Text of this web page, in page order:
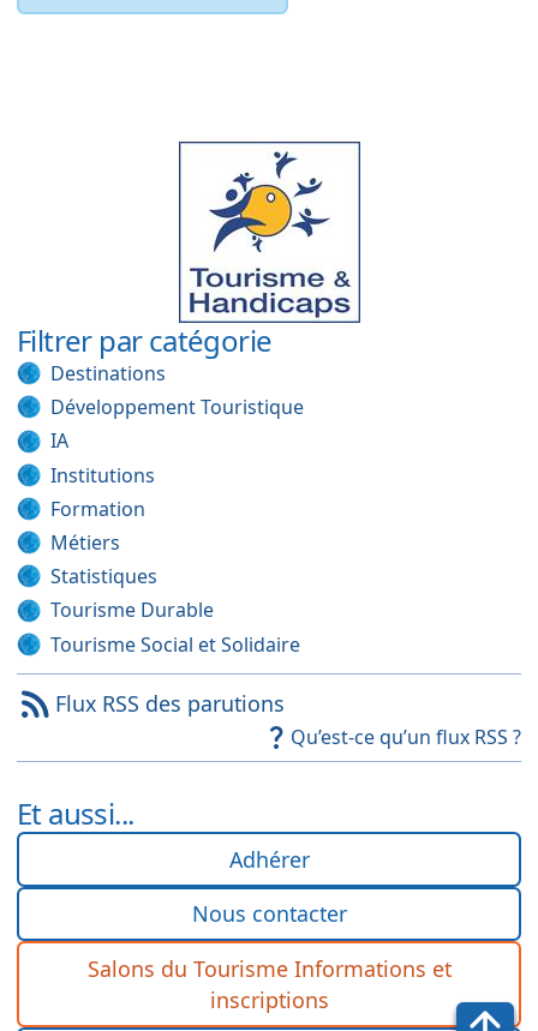
Filtrer par catégorie
Destinations
Développement Touristique
IA
Institutions
Formation
Métiers
Statistiques
Tourisme Durable
Tourisme Social et Solidaire
Flux RSS des parutions
Qu’est-ce qu’un flux RSS ?
Et aussi...
Adhérer
Nous contacter
Salons du Tourisme Informations et
inscriptions